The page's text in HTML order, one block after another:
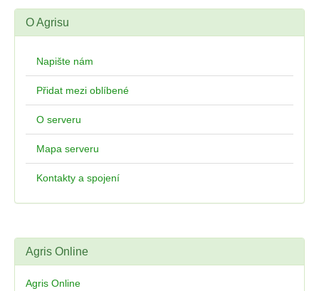
O Agrisu
Napište nám
Přidat mezi oblíbené
O serveru
Mapa serveru
Kontakty a spojení
Agris Online
Agris Online